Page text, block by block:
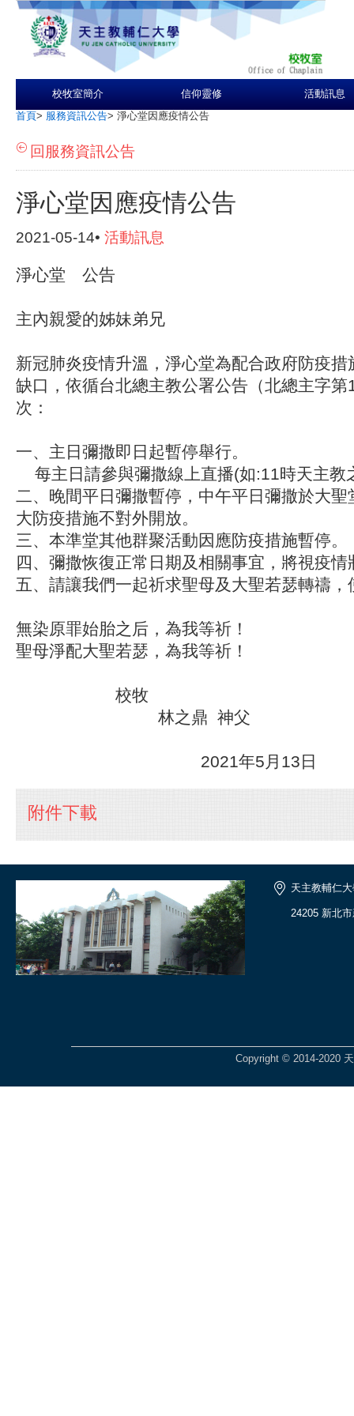
校牧室簡介 信仰靈修 活動訊息
首頁> 服務資訊公告> 淨心堂因應疫情公告
回服務資訊公告
淨心堂因應疫情公告
2021-05-14• 活動訊息
淨心堂 公告
主內親愛的姊妹弟兄
新冠肺炎疫情升溫，淨心堂為配合政府防疫
缺口，依循台北總主教公署公告（北總主字
次：
一、主日彌撒即日起暫停舉行。
每主日請參與彌撒線上直播(如:11時天主教
二、晚間平日彌撒暫停，中午平日彌撒於大聖
大防疫措施不對外開放。
三、本準堂其他群聚活動因應防疫措施暫停。
四、彌撒恢復正常日期及相關事宜，將視疫情
五、請讓我們一起祈求聖母及大聖若瑟轉禱
無染原罪始胎之后，為我等祈！
聖母淨配大聖若瑟，為我等祈！
校牧
林之鼎 神父
2021年5月13日
附件下載
天主教輔仁
24205 新北
Copyright © 2014-2020